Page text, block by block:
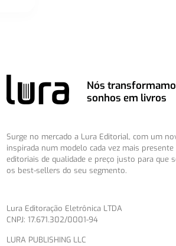
Nós
sonhos em livros
Surge no mercado a Lura Editorial, com um
inspirada num modelo cada vez mais
editoriais de qualidade e preço justo para que
os best-sellers do seu segmento.
Lura Editoração Eletrônica LTDA
CNPJ: 17.671.302/0001-94
LURA PUBLISHING LLC